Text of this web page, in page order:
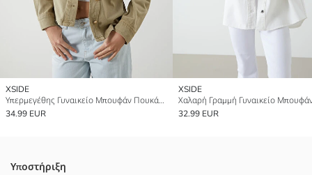
XSIDE
Υπερμεγέθης Γυναικείο Μπουφάν Πουκάμισο
34.99 EUR
XSIDE
32.99 EUR
Υποστήριξη